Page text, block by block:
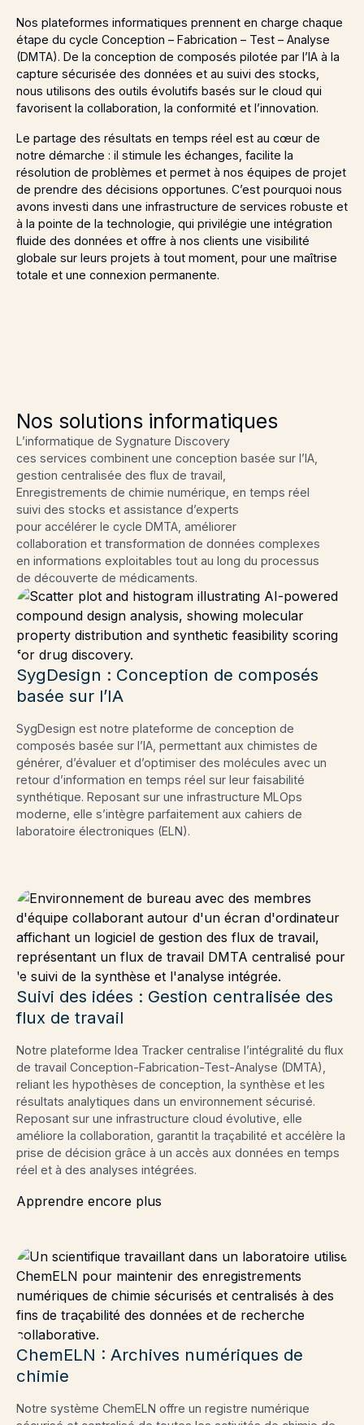
Nos plateformes informatiques prennent en charge chaque
étape du cycle Conception – Fabrication – Test – Analyse
(DMTA). De la conception de composés pilotée par l’IA à la
capture sécurisée des données et au suivi des stocks,
nous utilisons des outils évolutifs basés sur le cloud qui
favorisent la collaboration, la conformité et l’innovation.
Le partage des résultats en temps réel est au cœur de
notre démarche : il stimule les échanges, facilite la
résolution de problèmes et permet à nos équipes de projet
de prendre des décisions opportunes. C’est pourquoi nous
avons investi dans une infrastructure de services robuste et
à la pointe de la technologie, qui privilégie une intégration
fluide des données et offre à nos clients une visibilité
globale sur leurs projets à tout moment, pour une maîtrise
totale et une connexion permanente.
Nos solutions informatiques
L’informatique de Sygnature Discovery
ces services combinent une conception basée sur l’IA,
gestion centralisée des flux de travail,
Enregistrements de chimie numérique, en temps réel
suivi des stocks et assistance d’experts
pour accélérer le cycle DMTA, améliorer
collaboration et transformation de données complexes
en informations exploitables tout au long du processus
de découverte de médicaments.
SygDesign : Conception de composés
basée sur l’IA
SygDesign est notre plateforme de conception de
composés basée sur l’IA, permettant aux chimistes de
générer, d’évaluer et d’optimiser des molécules avec un
retour d’information en temps réel sur leur faisabilité
synthétique. Reposant sur une infrastructure MLOps
moderne, elle s’intègre parfaitement aux cahiers de
laboratoire électroniques (ELN).
Suivi des idées : Gestion centralisée des
flux de travail
Notre plateforme Idea Tracker centralise l’intégralité du flux
de travail Conception-Fabrication-Test-Analyse (DMTA),
reliant les hypothèses de conception, la synthèse et les
résultats analytiques dans un environnement sécurisé.
Reposant sur une infrastructure cloud évolutive, elle
améliore la collaboration, garantit la traçabilité et accélère la
prise de décision grâce à un accès aux données en temps
réel et à des analyses intégrées.
Apprendre encore plus
ChemELN : Archives numériques de
chimie
Notre système ChemELN offre un registre numérique